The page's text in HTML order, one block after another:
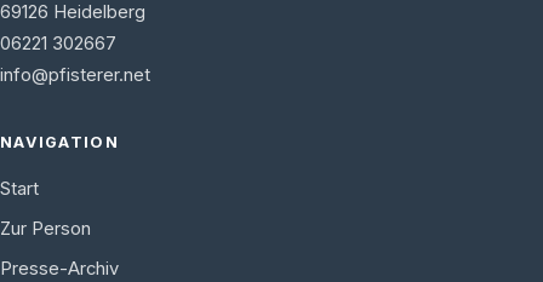
69126 Heidelberg
06221 302667
info@pfisterer.net
NAVIGATION
Start
Zur Person
Presse-Archiv